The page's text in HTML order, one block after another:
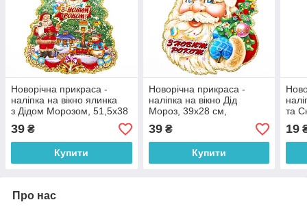
Новорічна прикраса -
наліпка на вікно ялинка
з Дідом Морозом, 51,5x38
см, різнокольоровий,
папір (471546)
39 ₴
Купити
Новорічна прикраса -
наліпка на вікно Дід
Мороз, 39x28 см,
різнокольоровий, папір
(471782)
39₴
Купити
та
19
Про нас